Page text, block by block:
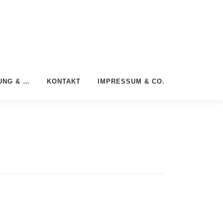
& … KONTAKT IMPRESSUM & CO.